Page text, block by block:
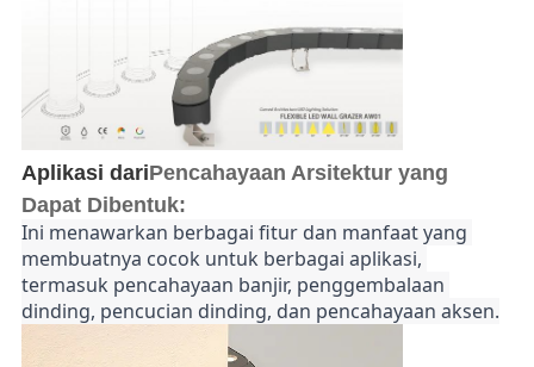
Aplikasi dariPencahayaan Arsitektur yang
Dapat Dibentuk:
Ini menawarkan berbagai fitur dan manfaat yang
membuatnya cocok untuk berbagai aplikasi,
termasuk pencahayaan banjir, penggembalaan
dinding, pencucian dinding, dan pencahayaan aksen.